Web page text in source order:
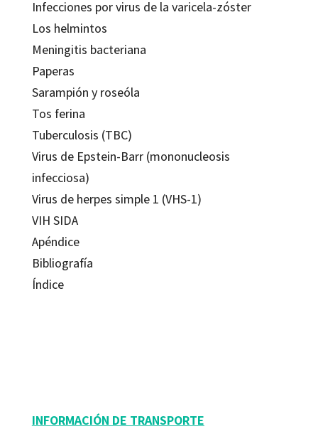
Infecciones por virus de la varicela-zóster
Los helmintos
Meningitis bacteriana
Paperas
Sarampión y roseóla
Tos ferina
Tuberculosis (TBC)
Virus de Epstein-Barr (mononucleosis
infecciosa)
Virus de herpes simple 1 (VHS-1)
VIH SIDA
Apéndice
Bibliografía
Índice
INFORMACIÓN DE TRANSPORTE